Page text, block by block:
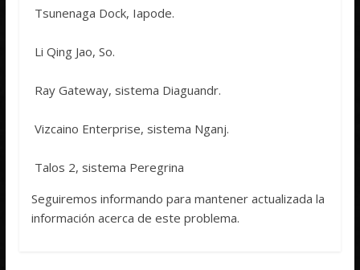
 Tsunenaga Dock, Iapode.
 Li Qing Jao, So.
 Ray Gateway, sistema Diaguandr.
 Vizcaino Enterprise, sistema Nganj.
 Talos 2, sistema Peregrina
Seguiremos informando para mantener actualizada la
información acerca de este problema.